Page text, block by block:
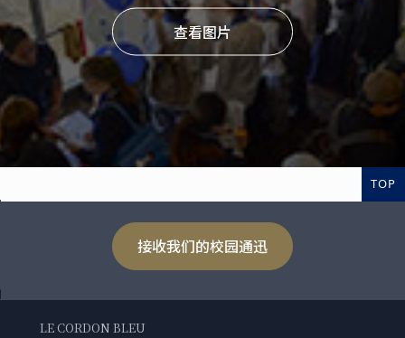
查看图片
TOP
接收我们的校园通迅
LE CORDON BLEU